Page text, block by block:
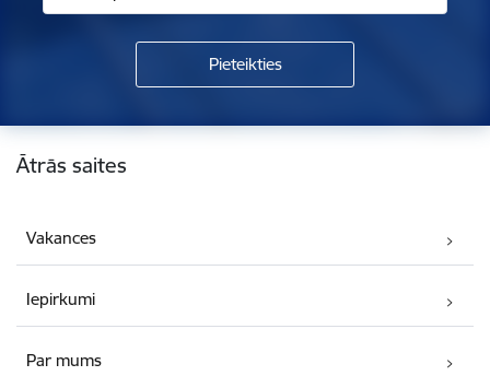
Kājene
Ātrās saites
Vakances
Iepirkumi
Par mums